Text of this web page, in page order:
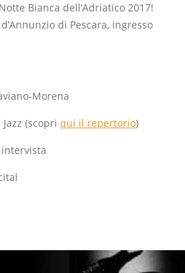
Bianca dell’Adriatico 2017!
di Pescara, ingresso
Morena
(scopri qui il repertorio)
intervista